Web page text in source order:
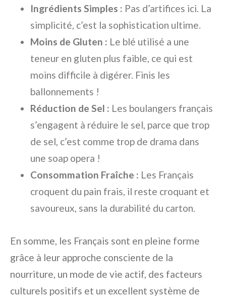
Ingrédients Simples : Pas d’artifices ici. La
simplicité, c’est la sophistication ultime.
Moins de Gluten : Le blé utilisé a une
teneur en gluten plus faible, ce qui est
moins difficile à digérer. Finis les
ballonnements !
Réduction de Sel : Les boulangers français
s’engagent à réduire le sel, parce que trop
de sel, c’est comme trop de drama dans
une soap opera !
Consommation Fraîche : Les Français
croquent du pain frais, il reste croquant et
savoureux, sans la durabilité du carton.
En somme, les Français sont en pleine forme
grâce à leur approche consciente de la
nourriture, un mode de vie actif, des facteurs
culturels positifs et un excellent système de